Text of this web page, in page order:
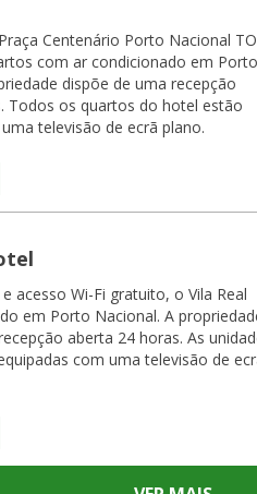
Centenário Porto Nacional TO
com ar condicionado em Porto
dispõe de uma recepção
televisão de ecrã plano.
acesso Wi-Fi gratuito, o Vila Real
em Porto Nacional. A
aberta 24 horas. As unidades
com uma televisão de